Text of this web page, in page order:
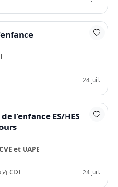
24 juil.
l'enfance ES/HES
et UAPE
CDI 24 juil.